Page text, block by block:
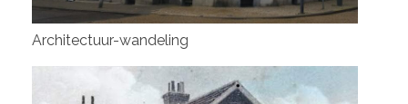
Architectuur-wandeling